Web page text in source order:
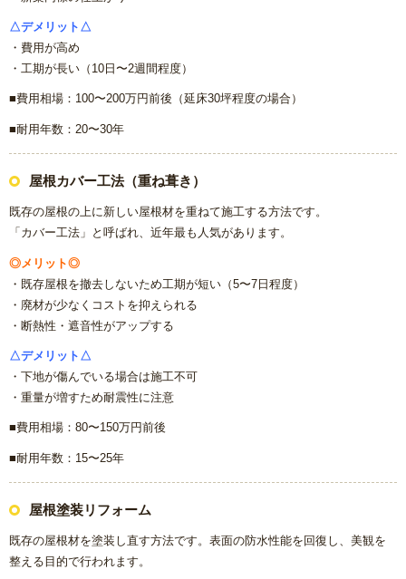
△デメリット△
・費用が高め
・工期が長い（10日〜2週間程度）
■費用相場：100〜200万円前後（延床30坪程度の場合）
■耐用年数：20〜30年
屋根カバー工法（重ね葺き）
既存の屋根の上に新しい屋根材を重ねて施工する方法です。
「カバー工法」と呼ばれ、近年最も人気があります。
◎メリット◎
・既存屋根を撤去しないため工期が短い（5〜7日程度）
・廃材が少なくコストを抑えられる
・断熱性・遮音性がアップする
△デメリット△
・下地が傷んでいる場合は施工不可
・重量が増すため耐震性に注意
■費用相場：80〜150万円前後
■耐用年数：15〜25年
屋根塗装リフォーム
既存の屋根材を塗装し直す方法です。表面の防水性能を回復し、美観を
整える目的で行われます。